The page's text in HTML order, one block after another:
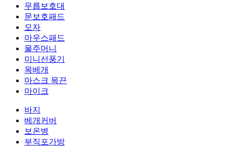
무릅보호대
문보호패드
모자
마우스패드
물주머니
미니선풍기
목베개
마스크 목끈
마이크
바지
베개커버
보온병
부직포가방